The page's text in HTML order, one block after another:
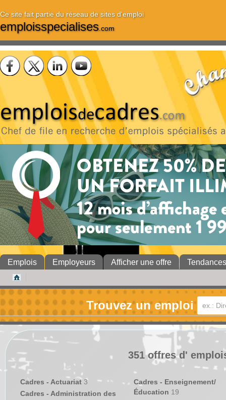
Ce site fait partie du réseau de sites d'emploi
emploisspecialises.com
Emplois Employeurs Afficher une offre Tendances
Trouvez un emploi
351 offres d'
Cadres - Actuariat 3
Cadres - Administration des
Cadres - Enseignement/
Éducation 19